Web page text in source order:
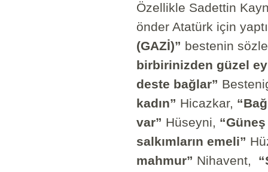
Özellikle Sadettin
önder Atatürk için
(GAZİ)” bestenin
birbirinizden güzel
deste bağlar”
kadın” Hicazkar,
var” Hüseyni,
salkımların emeli”
mahmur” Nihavent,